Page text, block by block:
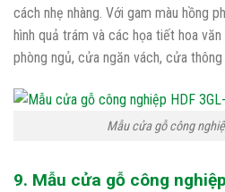
cách nhẹ nhàng. Với gam màu hồng
hình quả trám và các họa tiết hoa
phòng ngủ, cửa ngăn vách, cửa thông
Mẫu cửa gỗ công
9. Mẫu cửa gỗ công